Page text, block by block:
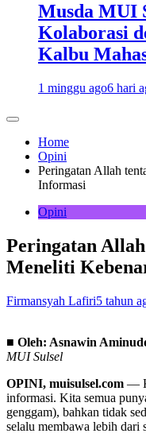
Musda MUI
Kolaborasi
Kalbu
1 minggu ago6 hari
Home
Opini
Peringatan Allah
Informasi
Opini
Peringatan
Meneliti
Firmansyah Lafiri5 tahun
■ Oleh: Asnawin
MUI Sulsel
OPINI, muisulsel.com —
informasi. Kita semua
genggam), bahkan tidak
selalu membawa lebih dari